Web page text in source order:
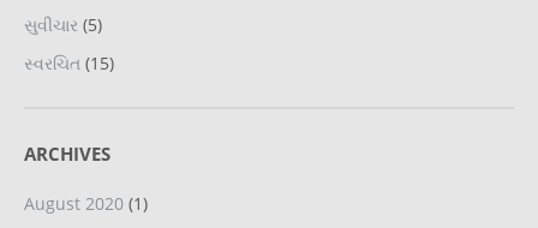
સુવીચાર (5)
સ્વરચિત (15)
ARCHIVES
August 2020 (1)